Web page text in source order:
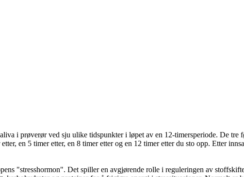
i prøverør ved sju ulike tidspunkter i løpet av en 12-timersperiode. De tre
en 5 timer etter, en 8 timer etter og en 12 timer etter du sto opp. Etter
"stresshormon". Det spiller en avgjørende rolle i reguleringen av